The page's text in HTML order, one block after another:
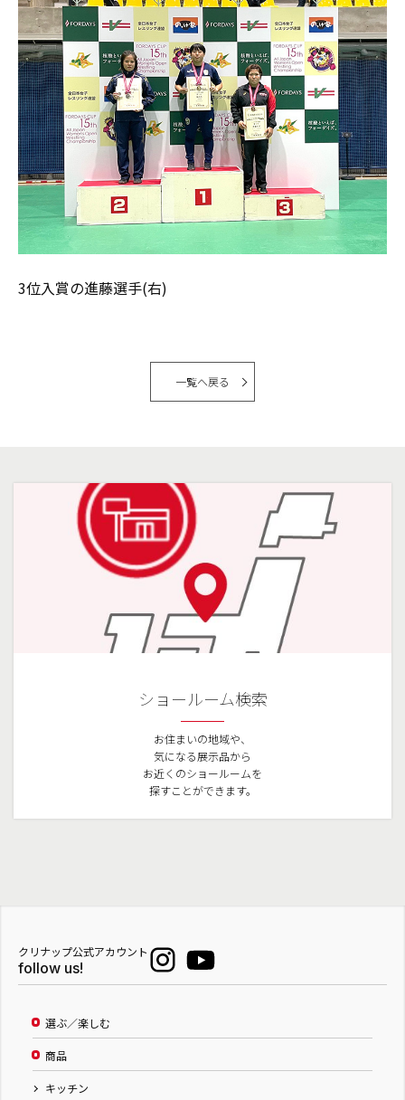
3位入賞の進藤選手(右)
一覧へ戻る
ショールーム検索
お住まいの地域や、
気になる展示品から
お近くのショールームを
探すことができます。
クリナップ公式アカウント
follow us!
選ぶ／楽しむ
商品
キッチン